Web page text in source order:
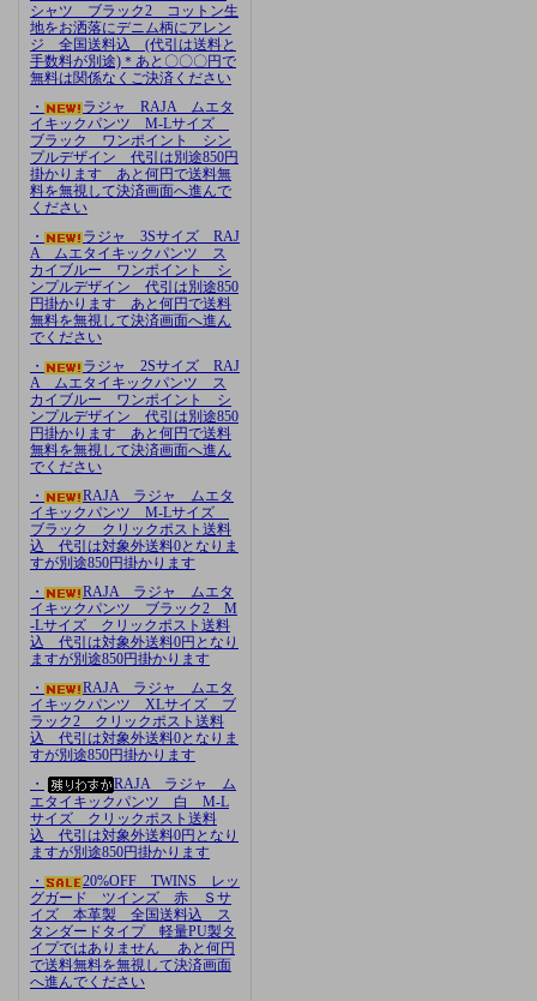
シャツ ブラック2 コットン生
地をお洒落にデニム柄にアレン
ジ 全国送料込 (代引は送料と
手数料が別途)＊あと〇〇〇円で
無料は関係なくご決済ください
・
ラジャ RAJA ムエタ
イキックパンツ M-Lサイズ
ブラック ワンポイント シン
プルデザイン 代引は別途850円
掛かります あと何円で送料無
料を無視して決済画面へ進んで
ください
・
ラジャ 3Sサイズ RAJ
A ムエタイキックパンツ ス
カイブルー ワンポイント シ
ンプルデザイン 代引は別途850
円掛かります あと何円で送料
無料を無視して決済画面へ進ん
でください
・
ラジャ 2Sサイズ RAJ
A ムエタイキックパンツ ス
カイブルー ワンポイント シ
ンプルデザイン 代引は別途850
円掛かります あと何円で送料
無料を無視して決済画面へ進ん
でください
・
RAJA ラジャ ムエタ
イキックパンツ M-Lサイズ
ブラック クリックポスト送料
込 代引は対象外送料0となりま
すが別途850円掛かります
・
RAJA ラジャ ムエタ
イキックパンツ ブラック2 M
-Lサイズ クリックポスト送料
込 代引は対象外送料0円となり
ますが別途850円掛かります
・
RAJA ラジャ ムエタ
イキックパンツ XLサイズ ブ
ラック2 クリックポスト送料
込 代引は対象外送料0となりま
すが別途850円掛かります
・
RAJA ラジャ ム
エタイキックパンツ 白 M-L
サイズ クリックポスト送料
込 代引は対象外送料0円となり
ますが別途850円掛かります
・
20%OFF TWINS レッ
グガード ツインズ 赤 Ｓサ
イズ 本革製 全国送料込 ス
タンダードタイプ 軽量PU製タ
イプではありません あと何円
で送料無料を無視して決済画面
へ進んでください